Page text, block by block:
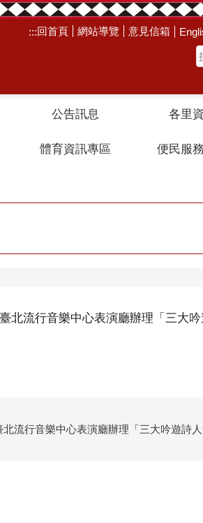
:::回首頁 網站導覽 意見信箱
公告訊息 各里
體育資訊專區 便民服
北流行音樂中心表演廳辦理「三大吟
流行音樂中心表演廳辦理「三大吟遊詩